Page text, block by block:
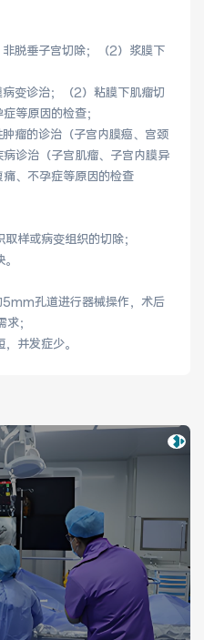
咨询挂号
特殊人群服务
媒体报道
公益事业
脱垂子宫切除；（2）浆膜下
变诊治；（2）粘膜下肌瘤切
等原因的检查；
瘤的诊治（子宫内膜癌、宫颈
诊治（子宫肌瘤、子宫内膜异
、不孕症等原因的检查
或病变组织的切除；
孔道进行器械操作，术后
；
并发症少。